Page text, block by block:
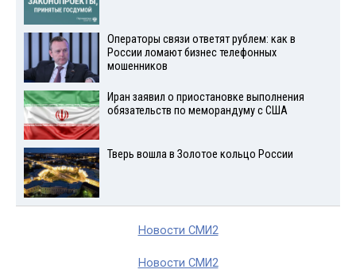
Операторы связи ответят рублем: как в
России ломают бизнес телефонных
мошенников
Иран заявил о приостановке выполнения
обязательств по меморандуму с США
Тверь вошла в Золотое кольцо России
Новости СМИ2
Новости СМИ2